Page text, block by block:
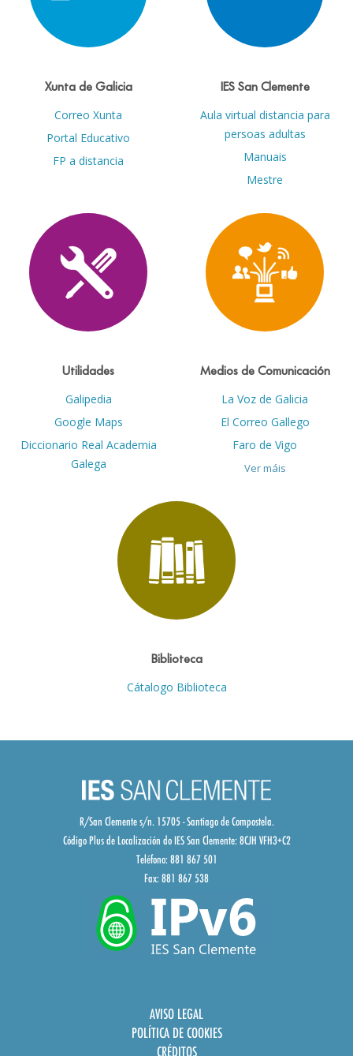
Xunta de Galicia
Correo Xunta
Portal Educativo
FP a distancia
IES San Clemente
Aula virtual distancia para
persoas adultas
Manuais
Mestre
Utilidades
Galipedia
Google Maps
Diccionario Real Academia
Galega
Medios de Comunicación
La Voz de Galicia
El Correo Gallego
Faro de Vigo
Ver máis
Biblioteca
Cátalogo Biblioteca
R/San Clemente s/n. 15705 - Santiago de Compostela.
Código Plus de Localización do IES San Clemente:8CJH VFH3+C2
Teléfono: 881 867 501
Fax: 881 867 538
AVISO LEGAL
POLÍTICA DE COOKIES
CRÉDITOS